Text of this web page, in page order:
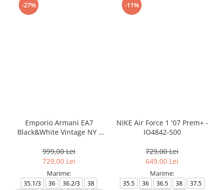
-27%
Emporio Armani EA7
Black&White Vintage NY -
999,00 Lei
729,00 Lei
Marime:
35.1/3 36 36.2/3
38
-11%
NIKE Air Force 1 '07 Prem+ -
IO4842-500
729,00 Lei
649,00 Lei
Marime:
35.5 36 36.5 38
37.5